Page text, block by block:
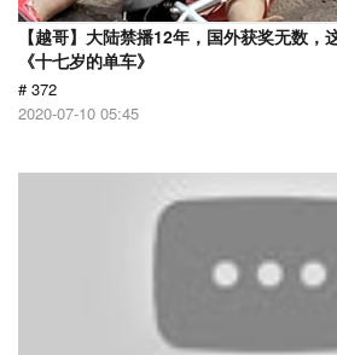
【越哥】大陆禁播12年，国外获奖无数，
《十七岁的单车》
# 372
2020-07-10 05:45